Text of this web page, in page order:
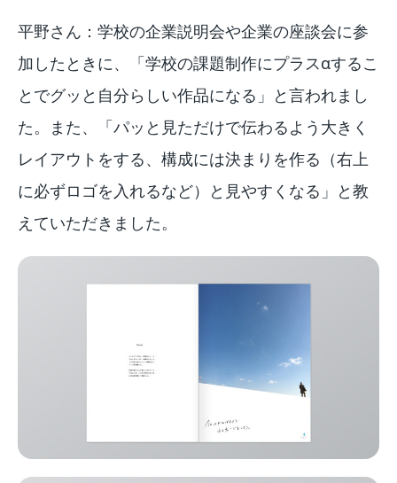
平野さん：学校の企業説明会や企業の座談会に参
加したときに、「学校の課題制作にプラスαするこ
とでグッと自分らしい作品になる」と言われまし
た。また、「パッと見ただけで伝わるよう大きく
レイアウトをする、構成には決まりを作る（右上
に必ずロゴを入れるなど）と見やすくなる」と教
えていただきました。